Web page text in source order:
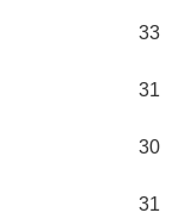
33
31
30
31